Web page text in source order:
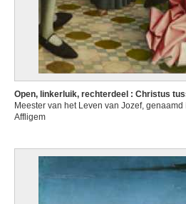
Open, linkerluik, rechterdeel : Christus
Meester van het Leven van Jozef,
Affligem